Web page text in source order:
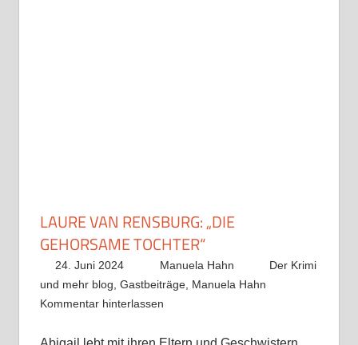
LAURE VAN RENSBURG: „DIE
GEHORSAME TOCHTER“
24. Juni 2024 Manuela Hahn
Der Krimi
und mehr blog Gastbeiträge, Manuela Hahn
Kommentar hinterlassen